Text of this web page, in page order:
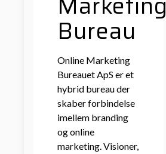
Bureau
Online Marketing
Bureauet ApS er et
hybrid bureau der
skaber forbindelse
imellem branding
og online
marketing. Visioner,